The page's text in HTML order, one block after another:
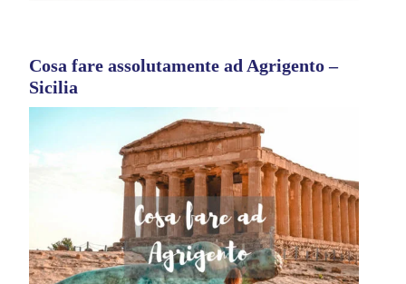
Cosa fare assolutamente ad Agrigento –
Sicilia